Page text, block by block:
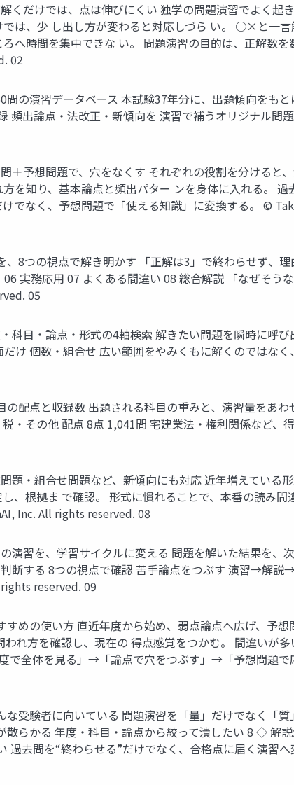
くだけでは、点は伸びにくい 独学の問題演習でよく起
は、少 し出し方が変わると対応しづら い。 ○×と一
へ時間を集中できな い。 問題演習の目的は、正解数
02
の演習データベース 本試験37年分に、出題傾向をも
出論点・法改正・新傾向を 演習で補うオリジナル問
＋予想問題で、穴をなくす それぞれの役割を分けると
を知り、基本論点と頻出パター ンを身体に入れる。
でなく、予想問題で「使える知識」に変換する。 ©
8つの視点で解き明かす 「正解は3」で終わらせず、
実務応用 07 よくある間違い 08 総合解説 「なぜそう
05
科目・論点・形式の4軸検索 解きたい問題を瞬時に呼
個数・組合せ 広い範囲をやみくもに解くのではなく
配点と収録数 出題される科目の重みと、演習量をあ
・その他 配点 8点 1,041問 宅建業法・権利関係など、
題・組合せ問題など、新傾向にも対応 近年増えている
、根拠ま で確認。 形式に慣れることで、本番の読み間
Inc. All rights reserved. 08
演習を、学習サイクルに変える 問題を解いた結果を、
断する 8つの視点で確認 苦手論点をつぶす 演習→解説
reserved. 09
めの使い方 直近年度から始め、弱点論点へ広げ、予想
れ方を確認し、現在の 得点感覚をつかむ。 間違いが
で全体を見る」→「論点で穴をつぶす」→「予想問題
受験者に向いている 問題演習を「量」だけでなく「
らかる 年度・科目・論点から絞って潰したい 8 ◇ 解
去問を“終わらせる”だけでなく、合格点に届く演習